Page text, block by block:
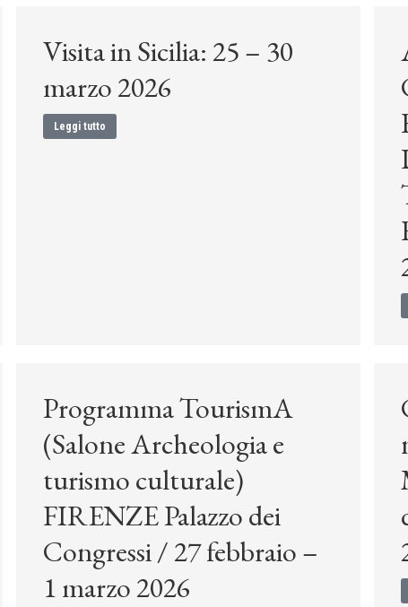
Visita in Sicilia: 25 – 30
marzo 2026
Leggi tutto
Programma TourismA
(Salone Archeologia e
turismo culturale)
FIRENZE Palazzo dei
Congressi / 27 febbraio –
1 marzo 2026